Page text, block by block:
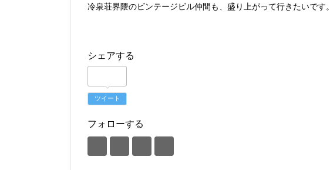
冷泉荘界隈のビンテージビル仲間も、盛り上がって行きたいです。
シェアする
ツイート
フォローする